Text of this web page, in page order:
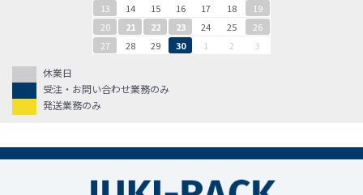
13
14 15 16 17 18
19
20
21 22 23 24 25
26
27
28 29 30 1 2 3
休業日
受注・お問い合わせ業務のみ
発送業務のみ